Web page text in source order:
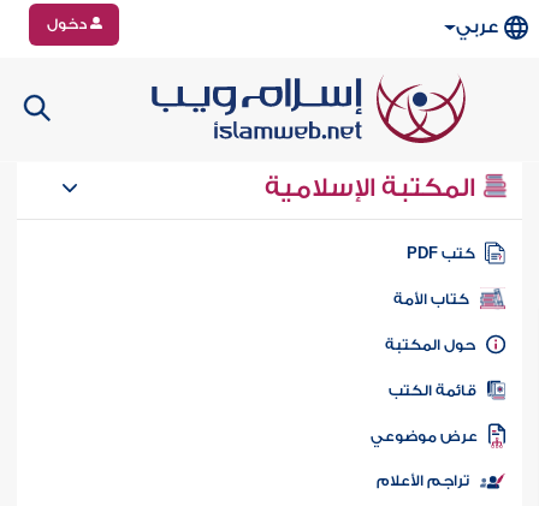
عربي دخول
المكتبة الإسلامية
كتب PDF
كتاب الأمة
المكتبة
الكتب
موضوعي